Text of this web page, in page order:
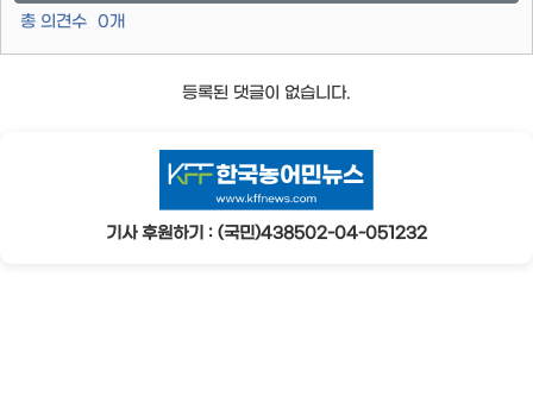
총 의견수 0개
등록된 댓글이 없습니다.
기사 후원하기 : (국민)438502-04-051232